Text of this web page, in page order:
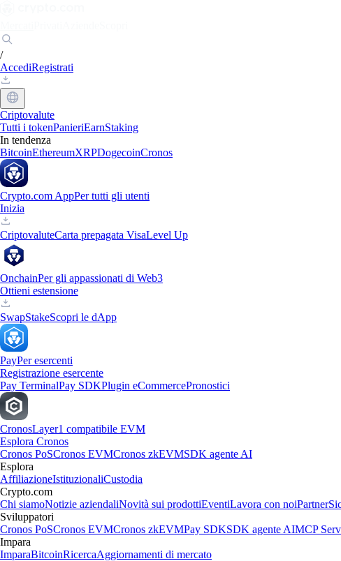
/
AccediRegistrati
Criptovalute
Tutti i tokenPanieriEarnStaking
In tendenza
BitcoinEthereumXRPDogecoinCronos
Crypto.com AppPer tutti gli utenti
Inizia
CriptovaluteCarta prepagata VisaLevel Up
OnchainPer gli appassionati di Web3
Ottieni estensione
SwapStakeScopri le dApp
PayPer esercenti
Registrazione esercente
Pay TerminalPay SDKPlugin eCommercePronostici
CronosLayer1 compatibile EVM
Esplora Cronos
Cronos PoSCronos EVMCronos zkEVMSDK agente AI
Esplora
AffiliazioneIstituzionaliCustodia
Crypto.com
Chi siamoNotizie aziendaliNovità sui prodottiEventiLavora con noiPartner
Sviluppatori
Cronos PoSCronos EVMCronos zkEVMPay SDKSDK agente AIMCP
Impara
ImparaBitcoinRicercaAggiornamenti di mercato